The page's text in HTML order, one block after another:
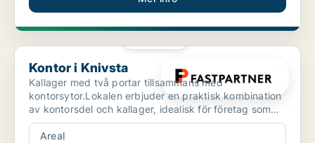
Kontor i Knivsta
Kontor i Knivsta
Kallager med två portar tillsammans med
kontorsytor.Lokalen erbjuder en praktisk kombination
av kontorsdel och kallager, idealisk för företag som
söker funkt...
Areal